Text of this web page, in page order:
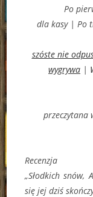
Po
dla kasy | Po
szóste nie
wygrywa |
przeczytana
Recenzja
„Słodkich
się jej dziś